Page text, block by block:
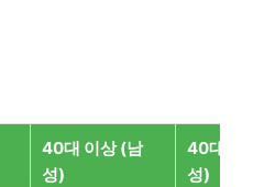
40대 이상 (남
성)
40대 이
성)